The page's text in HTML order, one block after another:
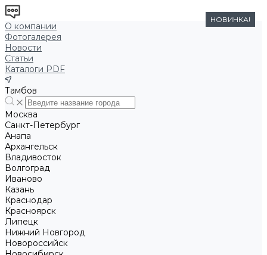
О компании
Фотогалерея
Новости
Статьи
Каталоги PDF
Тамбов
Москва
Санкт-Петербург
Анапа
Архангельск
Владивосток
Волгоград
Иваново
Казань
Краснодар
Красноярск
Липецк
Нижний Новгород
Новороссийск
НОВИНКА!